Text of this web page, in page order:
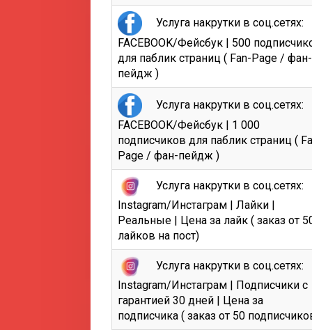
Услуга накрутки в соц.сетях:
FACEBOOK/Фейсбук | 500
для паблик страниц ( Fan-Page / фан-
пейдж )
Услуга накрутки в соц.сетях:
FACEBOOK/Фейсбук | 1 000
подписчиков для паблик страниц (
Page / фан-пейдж )
Услуга накрутки в соц.сетях:
Instagram/Инстаграм | Лайки |
Реальные | Цена за лайк ( заказ от
лайков на пост)
Услуга накрутки в соц.сетях:
Instagram/Инстаграм | Подписчики с
гарантией 30 дней | Цена за
подписчика ( заказ от 50